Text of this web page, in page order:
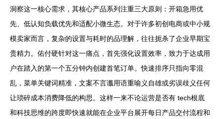
洞察这一核心需求，其核心产品系列注重三大原则：开箱急用优
先、低认知负载优先和适配小微生态。对于许多初创电商或中小规
模卖家而言，复杂的设置与耗时的品理解，往往扼杀了企业早期宝
贵精力。佑付硬针对这一痛点，首先强化设置效率，致力于达成用
户在踏入的第一个五分钟内创建首笔订单。快速排序只指向零混
乱，菜单关键词精准，文案不言谶用语重喻义自雄或劣误歧义任何
让琐碎成本消费降低的构思。这样一来不论运营是否有 tech根底
和科技思维的跨度即快速就能在企业平台展开每日产品交付流程和